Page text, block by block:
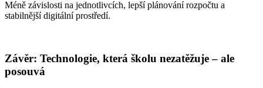
Méně závislosti na jednotlivcích, lepší plánování rozpočtu a
stabilnější digitální prostředí.
Závěr: Technologie, která školu nezatěžuje – ale
posouvá